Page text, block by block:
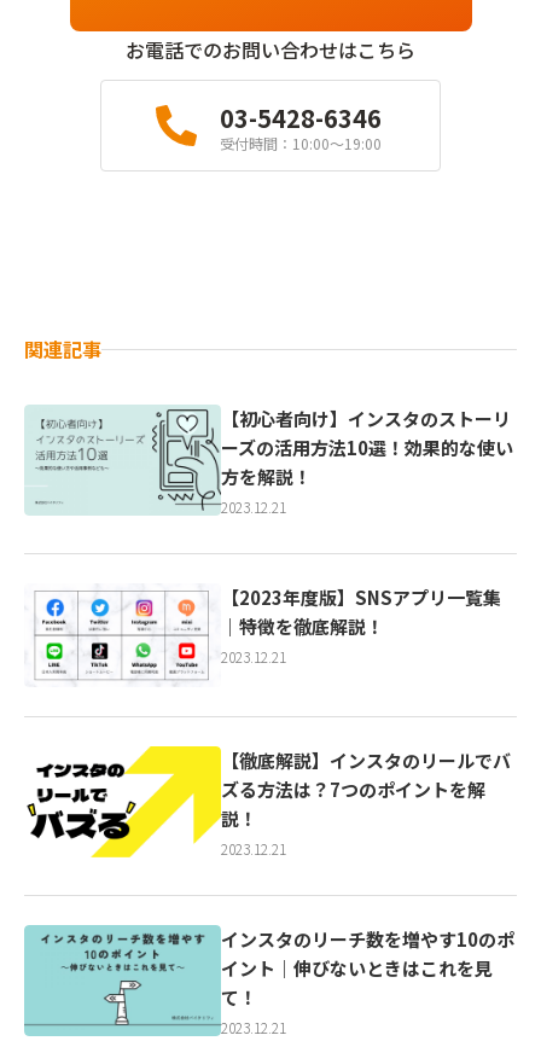
お電話でのお問い合わせはこちら
03-5428-6346
受付時間：10:00〜19:00
関連記事
【初心者向け】インスタのストーリ
ーズの活用方法10選！効果的な使い
方を解説！
2023.12.21
【2023年度版】SNSアプリ一覧集
｜特徴を徹底解説！
2023.12.21
【徹底解説】インスタのリールでバ
ズる方法は？7つのポイントを解
説！￼
2023.12.21
インスタのリーチ数を増やす10のポ
イント｜伸びないときはこれを見
て！
2023.12.21